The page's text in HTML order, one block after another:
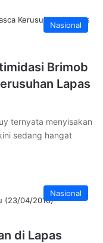
Nasional
Brimob
Lapas
ternyata menyisakan
sedang hangat
Nasional
di Lapas